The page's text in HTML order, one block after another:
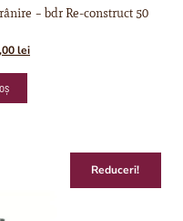
– bdr Re-construct 50
lei
Reduceri!